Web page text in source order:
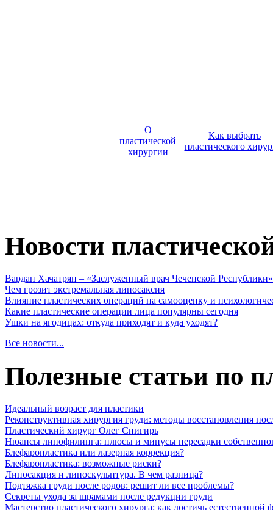
О
пластической
хирургии
Как выбрать
пластического
Новости
Вардан Хачатрян – «Заслуженный врач Чеченской Республики»
Чем грозит экстремальная липосаксия
Влияние пластических операций на самооценку и
Какие пластические операции лица популярны сегодня
Ушки на ягодицах: откуда приходят и куда уходят?
Все новости...
Полезные статьи по
Идеальный возраст для пластики
Реконструктивная хирургия груди: методы восстановления
Пластический хирург Олег Снигирь
Нюансы липофилинга: плюсы и минусы пересадки
Блефаропластика или лазерная коррекция?
Блефаропластика: возможные риски?
Липосакция и липоскульптура. В чем разница?
Подтяжка груди после родов: решит ли все проблемы?
Секреты ухода за шрамами после редукции груди
Мастерство пластического хирурга: как достичь